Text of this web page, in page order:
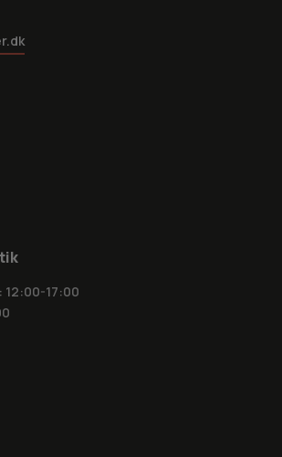
12:00-17:00